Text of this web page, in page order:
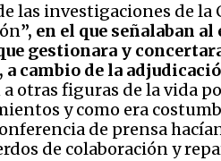
las investigaciones de
”, en el que señalaban
gestionara y
cambio de la
otras figuras de la vida
y como era
de prensa
de colaboración y